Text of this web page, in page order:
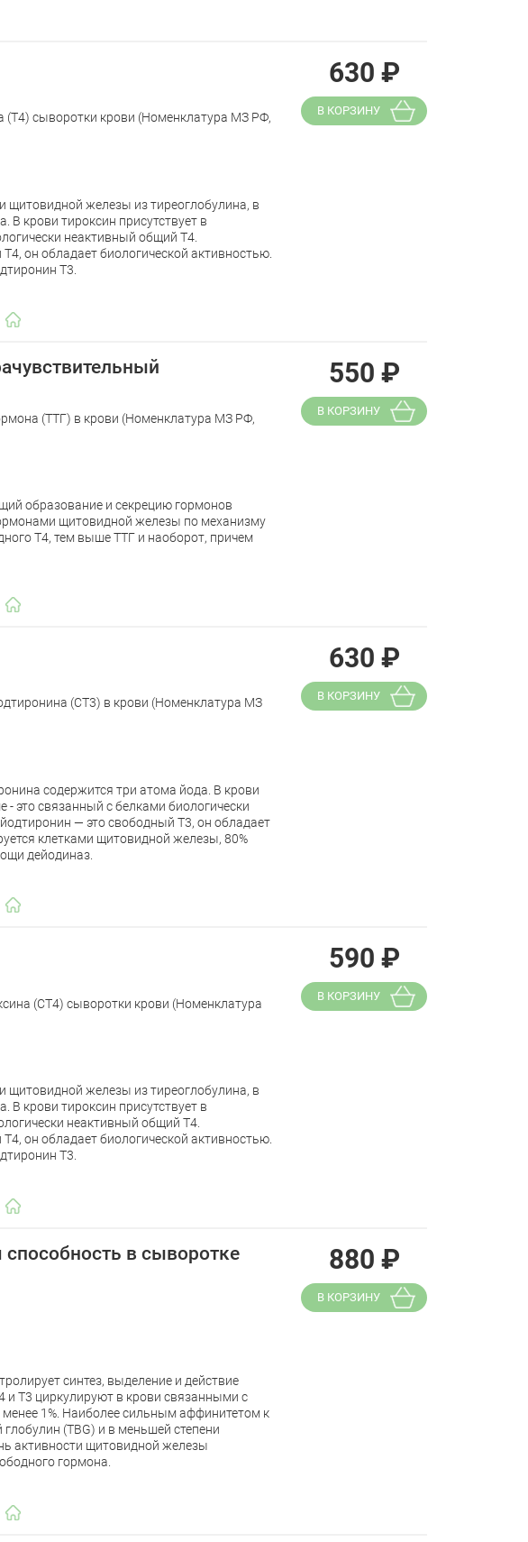
(Т4) сыворотки крови (Номенклатура МЗ РФ,
щитовидной железы из тиреоглобулина, в
В крови тироксин присутствует в
неактивный общий Т4.
он обладает биологической активностью.
Т3.
630 ₽
В КОРЗИНУ
(ТТГ) в крови (Номенклатура МЗ РФ,
образование и секрецию гормонов
щитовидной железы по механизму
Т4, тем выше ТТГ и наоборот, причем
550 ₽
В КОРЗИНУ
(СТ3) в крови (Номенклатура МЗ
содержится три атома йода. В крови
- это связанный с белками биологически
— это свободный Т3, он обладает
клетками щитовидной железы, 80%
дейодиназ.
630 ₽
В КОРЗИНУ
(СТ4) сыворотки крови (Номенклатура
щитовидной железы из тиреоглобулина, в
В крови тироксин присутствует в
неактивный общий Т4.
он обладает биологической активностью.
Т3.
590 ₽
В КОРЗИНУ
в сыворотке
синтез, выделение и действие
и T3 циркулируют в крови связанными с
1%. Наиболее сильным аффинитетом к
(TBG) и в меньшей степени
активности щитовидной железы
гормона.
880 ₽
В КОРЗИНУ